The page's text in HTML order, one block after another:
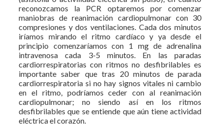
reconozcamos la PCR optaremos por comenzar
maniobras de reanimación cardiopulmonar con 30
compresiones y dos ventilaciones. Cada dos minutos
iríamos mirando el ritmo cardíaco y ya desde el
principio comenzaríamos con 1 mg de adrenalina
intravenosa cada 3-5 minutos. En las paradas
cardiorrespiratorias con ritmos no desfibrilables es
importante saber que tras 20 minutos de parada
cardiorrespiratoria si no hay signos vitales ni cambio
en el ritmo, podríamos ceder con al reanimación
cardiopulmonar; no siendo así en los ritmos
desfibrilables que se entiende que aún tiene actividad
eléctrica el corazón.